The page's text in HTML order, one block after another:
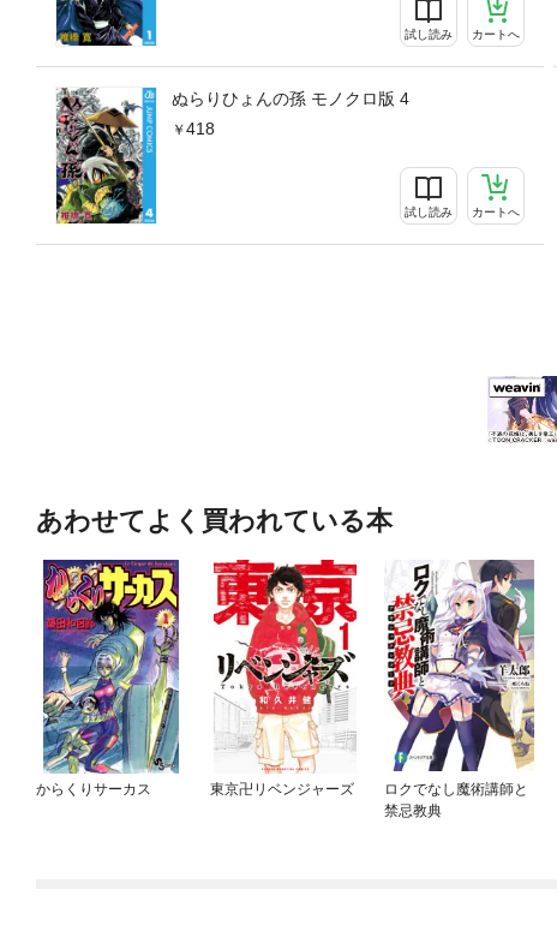
試し読み カートへ
ぬらりひょんの孫 モノクロ版 4
418
試し読み カートへ
あわせてよく買われている本
からくりサーカス 東京卍リベンジャーズ
ロクでなし魔術講師と
禁忌教典